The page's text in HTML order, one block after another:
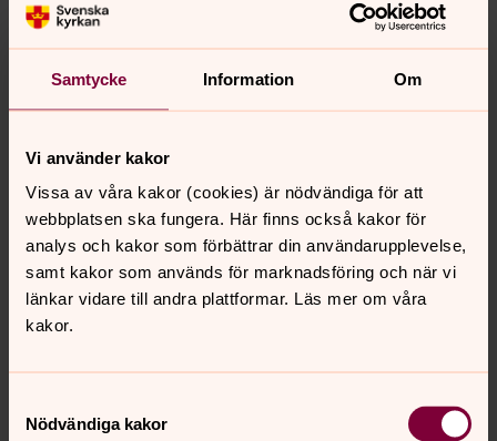
Samtycke Information Om
Vi använder kakor
Vissa av våra kakor (cookies) är nödvändiga för att
webbplatsen ska fungera. Här finns också kakor för
analys och kakor som förbättrar din användarupplevelse,
samt kakor som används för marknadsföring och när vi
länkar vidare till andra plattformar. Läs mer om våra
kakor.
Nödvändiga kakor
Anmälan om inträde i Svenska kyrkan för vuxen »
18 år »
Vill du ha en blankett hemskickad?
Fyll i namn och adress nedan.
Ja, jag vill gå med i Svenska kyrkan. Skicka en
blankett till mig*